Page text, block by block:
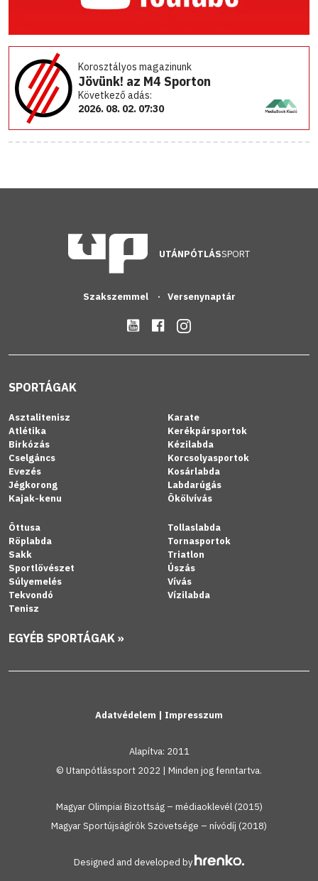
Korosztályos magazinunk
Jövünk! az M4 Sporton
Következő adás:
2026. 08. 02. 07:30
UTÁNPÓTLÁSSPORT
Szakszemmel Versenynaptár
SPORTÁGAK
Asztalitenisz
Atlétika
Birkózás
Cselgáncs
Evezés
Jégkorong
Kajak-kenu
Karate
Kerékpársportok
Kézilabda
Korcsolyasportok
Kosárlabda
Labdarúgás
Ökölvívás
Öttusa
Röplabda
Sakk
Sportlövészet
Súlyemelés
Tekvondó
Tenisz
Tollaslabda
Tornasportok
Triatlon
Úszás
Vívás
Vízilabda
EGYÉB SPORTÁGAK »
Adatvédelem | Impresszum
Alapítva: 2011
© Utanpótlássport 2022 | Minden jog fenntartva.
Magyar Olimpiai Bizottság – médiaoklevél (2015)
Magyar Sportújságírók Szövetsége – nívódíj (2018)
Designed and developed by